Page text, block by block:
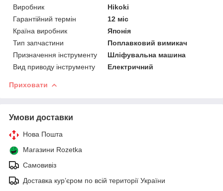
Виробник
Hikoki
Гарантійний термін
12 міс
Країна виробник
Японія
Тип запчастини
Поплавковий вимикач
Призначення інструменту
Шліфувальна машина
Вид приводу інструменту
Електричний
Приховати
Умови доставки
Нова Пошта
Магазини Rozetka
Самовивіз
Доставка кур’єром по всій території України